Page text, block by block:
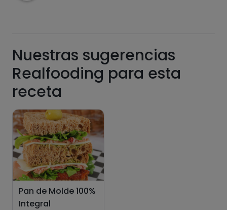
de las recetas, y desbloquear muchas más
funcionalidades PLUS.
Pásate al PLUS
Nuestras sugerencias
Realfooding para esta
receta
Pan de Molde 100%
Integral